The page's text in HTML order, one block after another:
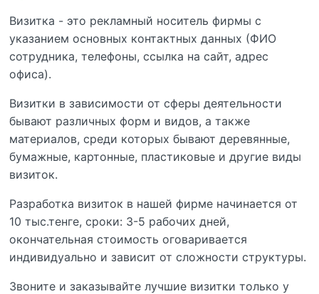
Визитка - это рекламный носитель фирмы с
указанием основных контактных данных (ФИО
сотрудника, телефоны, ссылка на сайт, адрес
офиса).
Визитки в зависимости от сферы деятельности
бывают различных форм и видов, а также
материалов, среди которых бывают деревянные,
бумажные, картонные, пластиковые и другие виды
визиток.
Разработка визиток в нашей фирме начинается от
10 тыс.тенге, сроки: 3-5 рабочих дней,
окончательная стоимость оговаривается
индивидуально и зависит от сложности структуры.
Звоните и заказывайте лучшие визитки только у